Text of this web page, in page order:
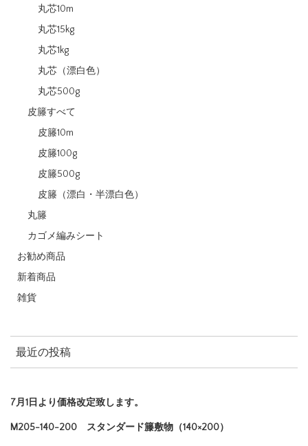
丸芯10m
丸芯15kg
丸芯1kg
丸芯（漂白色）
丸芯500g
皮籐すべて
皮籐10m
皮籐100g
皮籐500g
皮籐（漂白・半漂白色）
丸籐
カゴメ編みシート
お勧め商品
新着商品
雑貨
最近の投稿
7月1日より価格改定致します。
M205-140-200 スタンダード籐敷物（140×200）